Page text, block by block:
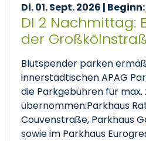
Di. 01. Sept. 2026 |
DI 2 Nachmittag:
der
Blutspender parken
innerstädtischen APAG
die Parkgebühren für max.
übernommen:Parkhaus
Couvenstraße, Parkhaus
sowie im Parkhaus